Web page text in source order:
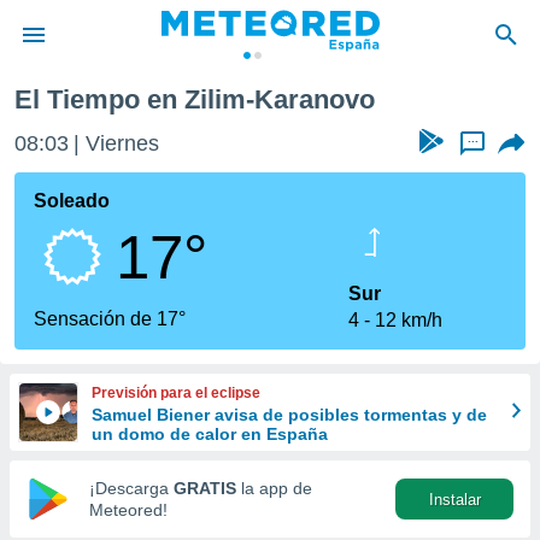
de
por
que se
calidad.
a este
las
y
forma
digital
basada
El Tiempo en Zilim-Karanovo
08:03 Viernes ...
Soleado
17°
Sensación de 17°
Sur
4
12 km/h
Previsión para el eclipse
Samuel Biener avisa de posibles tormentas y de
un domo de calor en España
¡Descarga GRATIS la app de
Meteored!
Instalar